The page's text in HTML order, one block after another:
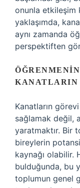
onunla etkileşim
yaklaşımda,
aynı zamanda
perspektiften
KANATLARIN
Kanatların
sağlamak değil,
yaratmaktır. Bir
bireylerin
kaynağı olabilir.
bulduğunda, bu
toplumun genel